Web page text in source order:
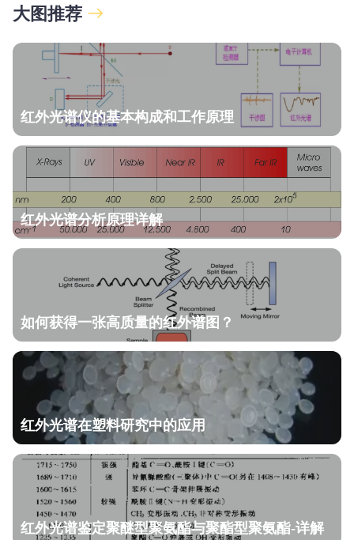
大图推荐
红外光谱仪的基本构成和工作原理
红外光谱分析原理详解
如何获得一张高质量的红外谱图？
红外光谱在塑料研究中的应用
红外光谱鉴定聚醚型聚氨酯与聚酯型聚氨酯-详解